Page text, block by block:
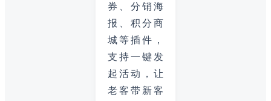
券、分销海
报、积分商
城等插件，
支持一键发
起活动，让
老客带新客